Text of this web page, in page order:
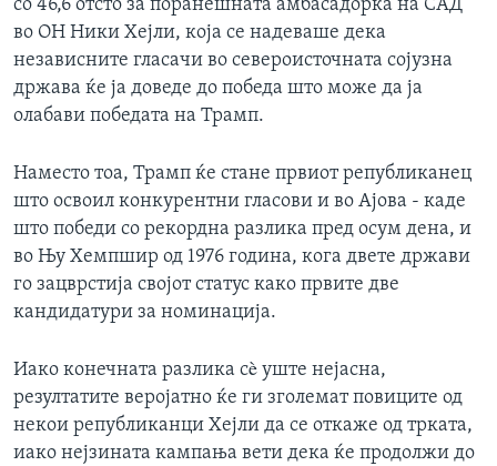
со 46,6 отсто за поранешната амбасадорка на САД
во ОН Ники Хејли, која се надеваше дека
независните гласачи во североисточната сојузна
држава ќе ја доведе до победа што може да ја
олабави победата на Трамп.
Наместо тоа, Трамп ќе стане првиот републиканец
што освоил конкурентни гласови и во Ајова - каде
што победи со рекордна разлика пред осум дена, и
во Њу Хемпшир од 1976 година, кога двете држави
го зацврстија својот статус како првите две
кандидатури за номинација.
Иако конечната разлика сè уште нејасна,
резултатите веројатно ќе ги зголемат повиците од
некои републиканци Хејли да се откаже од трката,
иако нејзината кампања вети дека ќе продолжи до